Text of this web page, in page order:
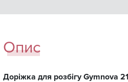
Опис
Доріжка для розбігу Gymnova